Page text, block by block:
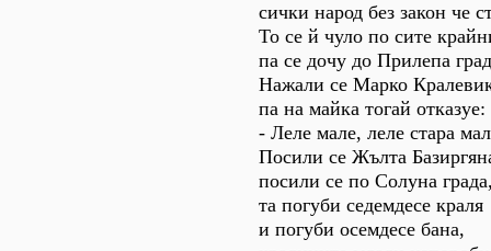
сички народ без закон че
То се й чуло по сите
па се дочу до Прилепа
Нажали се Марко
па на майка тогай отказуе:
- Леле мале, леле стара
Посили се Жълта
посили се по Солуна
та погуби седемдесе краля
и погуби осемдесе бана,